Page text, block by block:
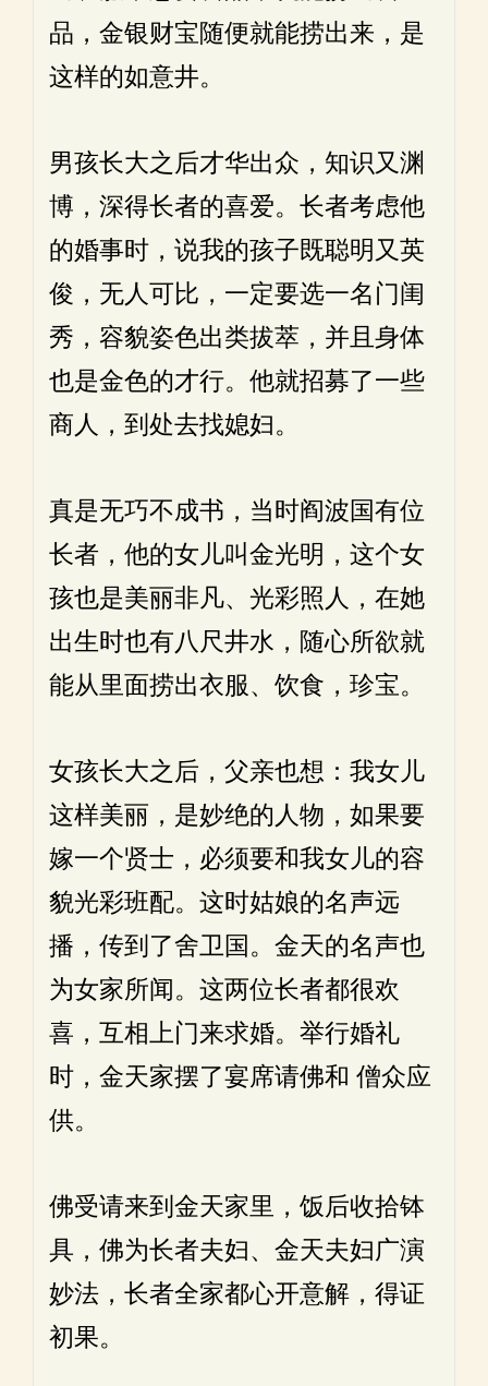
品，金银财宝随便就能捞出来，是
这样的如意井。
男孩长大之后才华出众，知识又渊
博，深得长者的喜爱。长者考虑他
的婚事时，说我的孩子既聪明又英
俊，无人可比，一定要选一名门闺
秀，容貌姿色出类拔萃，并且身体
也是金色的才行。他就招募了一些
商人，到处去找媳妇。
真是无巧不成书，当时阎波国有位
长者，他的女儿叫金光明，这个女
孩也是美丽非凡、光彩照人，在她
出生时也有八尺井水，随心所欲就
能从里面捞出衣服、饮食，珍宝。
女孩长大之后，父亲也想：我女儿
这样美丽，是妙绝的人物，如果要
嫁一个贤士，必须要和我女儿的容
貌光彩班配。这时姑娘的名声远
播，传到了舍卫国。金天的名声也
为女家所闻。这两位长者都很欢
喜，互相上门来求婚。举行婚礼
时，金天家摆了宴席请佛和 僧众应
供。
佛受请来到金天家里，饭后收拾钵
具，佛为长者夫妇、金天夫妇广演
妙法，长者全家都心开意解，得证
初果。